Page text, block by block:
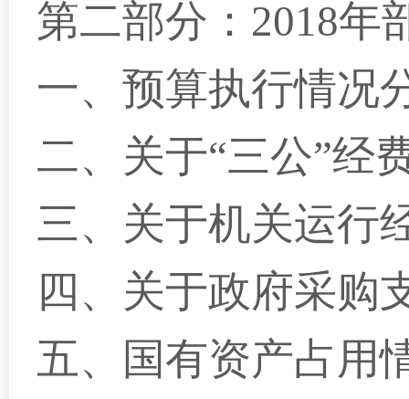
第二部分：2018年
一、 预算执行情况
二、 关于“三公”经
三、 关于机关运行
四、 关于政府采购
五、
国有资产占用